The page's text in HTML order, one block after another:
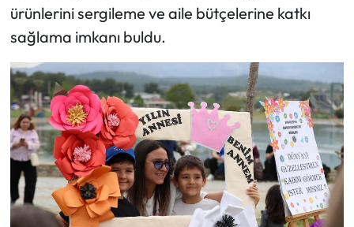
ürünlerini sergileme ve aile bütçelerine katkı
sağlama imkanı buldu.